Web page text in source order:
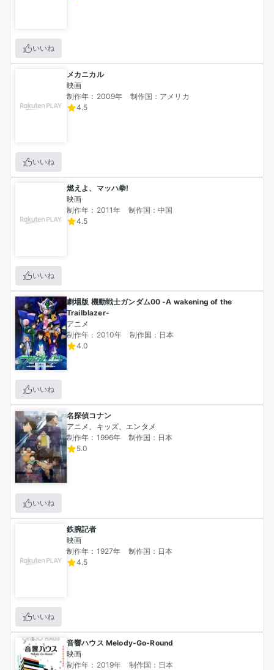
いいね
メカニカル
映画
制作年：2009年
制作国：アメリカ
4.5
いいね
燃えよ、マッハ拳!
映画
制作年：2011年
制作国：中国
4.5
いいね
劇場版 機動戦士ガンダム00 -A wakening of the
Trailblazer-
アニメ
制作年：2010年
制作国：日本
4.0
いいね
名探偵コナン
アニメ、キッズ、エンタメ
制作年：1996年
制作国：日本
5.0
いいね
鉄腕記者
映画
制作年：1927年
制作国：日本
4.5
いいね
音響ハウス Melody-Go-Round
映画
制作年：2019年
制作国：日本